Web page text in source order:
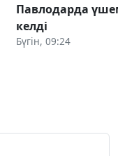
Павлодарда
келді
Бүгін, 09:24